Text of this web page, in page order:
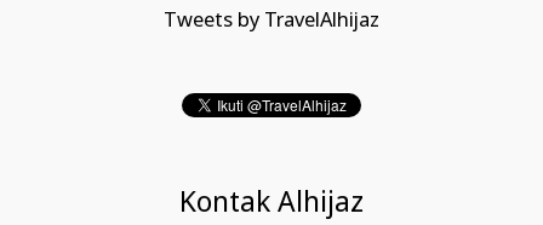
Tweets by TravelAlhijaz
Kontak Alhijaz